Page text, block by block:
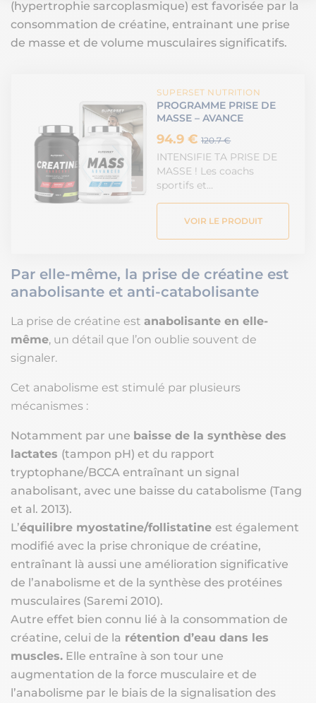
(hypertrophie sarcoplasmique) est favorisée par la
consommation de créatine, entrainant une prise
de masse et de volume musculaires significatifs.
SUPERSET NUTRITION
PROGRAMME PRISE DE
MASSE – AVANCE
94.9 € 120.7 €
INTENSIFIE TA PRISE DE
MASSE ! Les coachs
sportifs et…
VOIR LE PRODUIT
Par elle-même, la prise de créatine est
anabolisante et anti-catabolisante
La prise de créatine est anabolisante en elle-
même, un détail que l’on oublie souvent de
signaler.
Cet anabolisme est stimulé par plusieurs
mécanismes :
Notamment par une baisse de la synthèse des
lactates (tampon pH) et du rapport
tryptophane/BCCA entraînant un signal
anabolisant, avec une baisse du catabolisme (Tang
et al. 2013).
L’équilibre myostatine/follistatine est également
modifié avec la prise chronique de créatine,
entraînant là aussi une amélioration significative
de l’anabolisme et de la synthèse des protéines
musculaires (Saremi 2010).
Autre effet bien connu lié à la consommation de
créatine, celui de la rétention d’eau dans les
muscles. Elle entraîne à son tour une
augmentation de la force musculaire et de
l’anabolisme par le biais de la signalisation des